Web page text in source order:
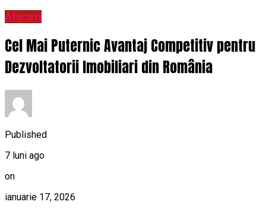
Afaceri
Cel Mai Puternic Avantaj Competitiv pentru
Dezvoltatorii Imobiliari din România
Published
7 luni ago
on
ianuarie 17, 2026